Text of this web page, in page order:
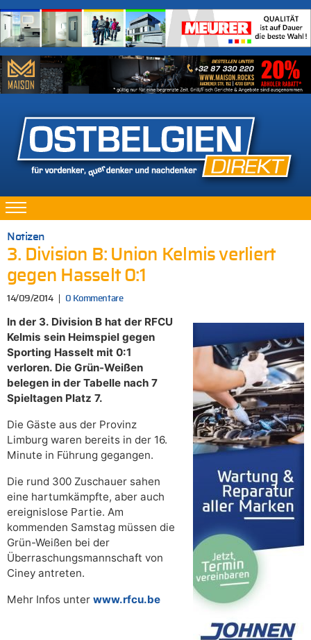
Notizen
3. Division B: Union Kelmis verliert
gegen Hasselt 0:1
14/09/2014 0 Kommentare
In der 3. Division B hat der RFCU
Kelmis sein Heimspiel gegen
Sporting Hasselt mit 0:1
verloren. Die Grün-Weißen
belegen in der Tabelle nach 7
Spieltagen Platz 7.
Die Gäste aus der Provinz
Limburg waren bereits in der 16.
Minute in Führung gegangen.
Die rund 300 Zuschauer sahen
eine hartumkämpfte, aber auch
ereignislose Partie. Am
kommenden Samstag müssen die
Grün-Weißen bei der
Überraschungsmannschaft von
Ciney antreten.
Mehr Infos unter www.rfcu.be